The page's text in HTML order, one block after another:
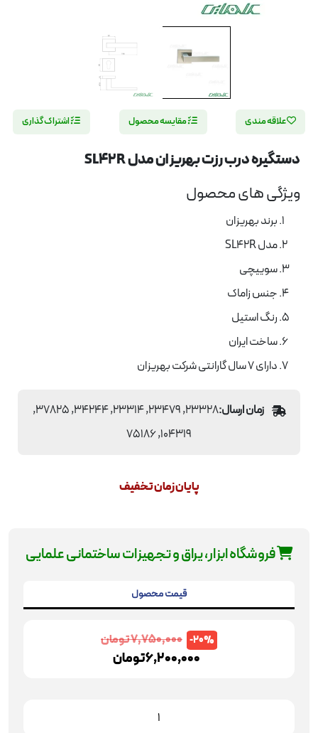
علاقه مندی مقایسه محصول اشتراک گذاری
دستگیره درب رزت بهریزان مدل SL42R
ویژگی های محصول
برند بهریزان
مدل SL42R
سوییچی
جنس زاماک
رنگ استیل
ساخت ایران
دارای 7 سال گارانتی شرکت بهریزان
زمان ارسال:
23328, 23479, 23314, 34244, 37825,
104319, 75186
پایان زمان تخفیف
فروشگاه ابزار، یراق و تجهیزات ساختمانی علمایی
قیمت محصول
-20%
7,750,000تومان
6,200,000تومان